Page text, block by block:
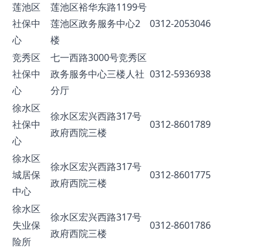
莲池区
社保中
心
莲池区裕华东路1199号
莲池区政务服务中心2
楼
0312-2053046
竞秀区
社保中
心
七一西路3000号竞秀区
政务服务中心三楼人社
分厅
0312-5936938
徐水区
社保中
心
徐水区宏兴西路317号
政府西院三楼
0312-8601789
徐水区
城居保
中心
徐水区宏兴西路317号
政府西院三楼
0312-8601775
徐水区
失业保
险所
徐水区宏兴西路317号
政府西院三楼
0312-8601786